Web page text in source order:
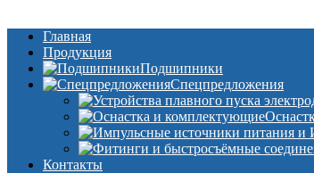
Главная
Продукция
Подшипники
Спецпредложения
Контакты